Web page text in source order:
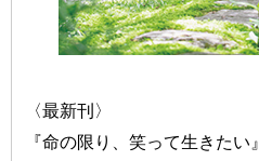
〈最新刊〉
『命の限り、笑って生きた